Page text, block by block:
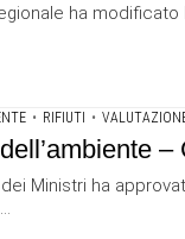
ha
• RIFIUTI •
dei Ministri ha